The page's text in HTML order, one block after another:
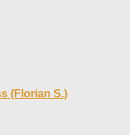
(Florian S.)